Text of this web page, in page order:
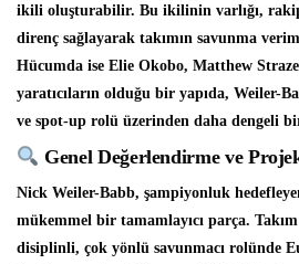
ikili oluşturabilir. Bu ikilinin varlığı,
direnç sağlayarak takımın savunma
Hücumda ise Elie Okobo, Matthew
yaratıcıların olduğu bir yapıda, Weiler-
ve spot-up rolü üzerinden daha dengeli
Genel Değerlendirme ve
Nick Weiler-Babb, şampiyonluk
mükemmel bir tamamlayıcı parça.
disiplinli, çok yönlü savunmacı rolünde